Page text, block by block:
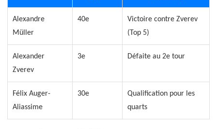
Alexandre
Müller
40e
Victoire contre Zverev
(Top 5)
Alexander
Zverev
3e Défaite au 2e tour
Félix Auger-
Aliassime
30e
Qualification pour les
quarts